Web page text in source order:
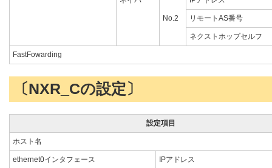
No.2 リモートAS番号
ネクストホップセルフ
FastFowarding
〔NXR_Cの設定〕
設定項目
ホスト名
ethernet0インタフェース IPアドレス